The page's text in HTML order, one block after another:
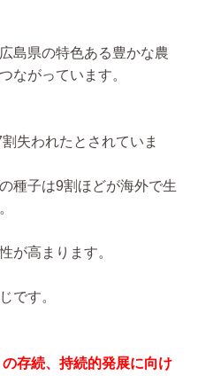
島県の特色ある豊かな農
ながっています。
失われたとされていま
種子は9割ほどが海外で生
が高まります。
です。
の存続、持続的発展に向け